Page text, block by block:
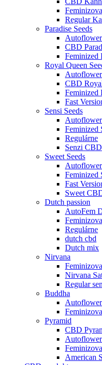
Regular
Paradise Seeds
CBD
Feminized
Royal Queen
CBD
Feminized
Fast
Sensi Seeds
Feminized
Regulárne
Senzi CBD
Sweet Seeds
Feminized
Fast
Sweet
Dutch passion
AutoFem
Regulárne
dutch cbd
Dutch mix
Nirvana
Nirvana
Regular
Buddha
Pyramid
CBD
American